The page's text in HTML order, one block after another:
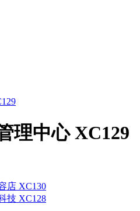
理中心 XC129
店 XC130
技 XC128